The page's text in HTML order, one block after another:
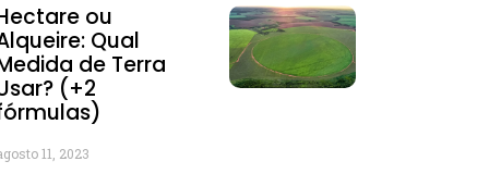
ou
Qual
de Terra
(+2
11, 2023